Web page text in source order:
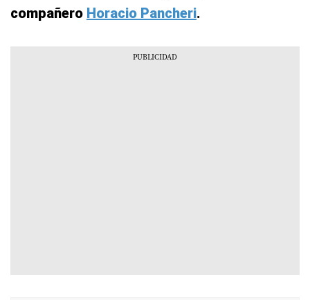
compañero Horacio Pancheri.